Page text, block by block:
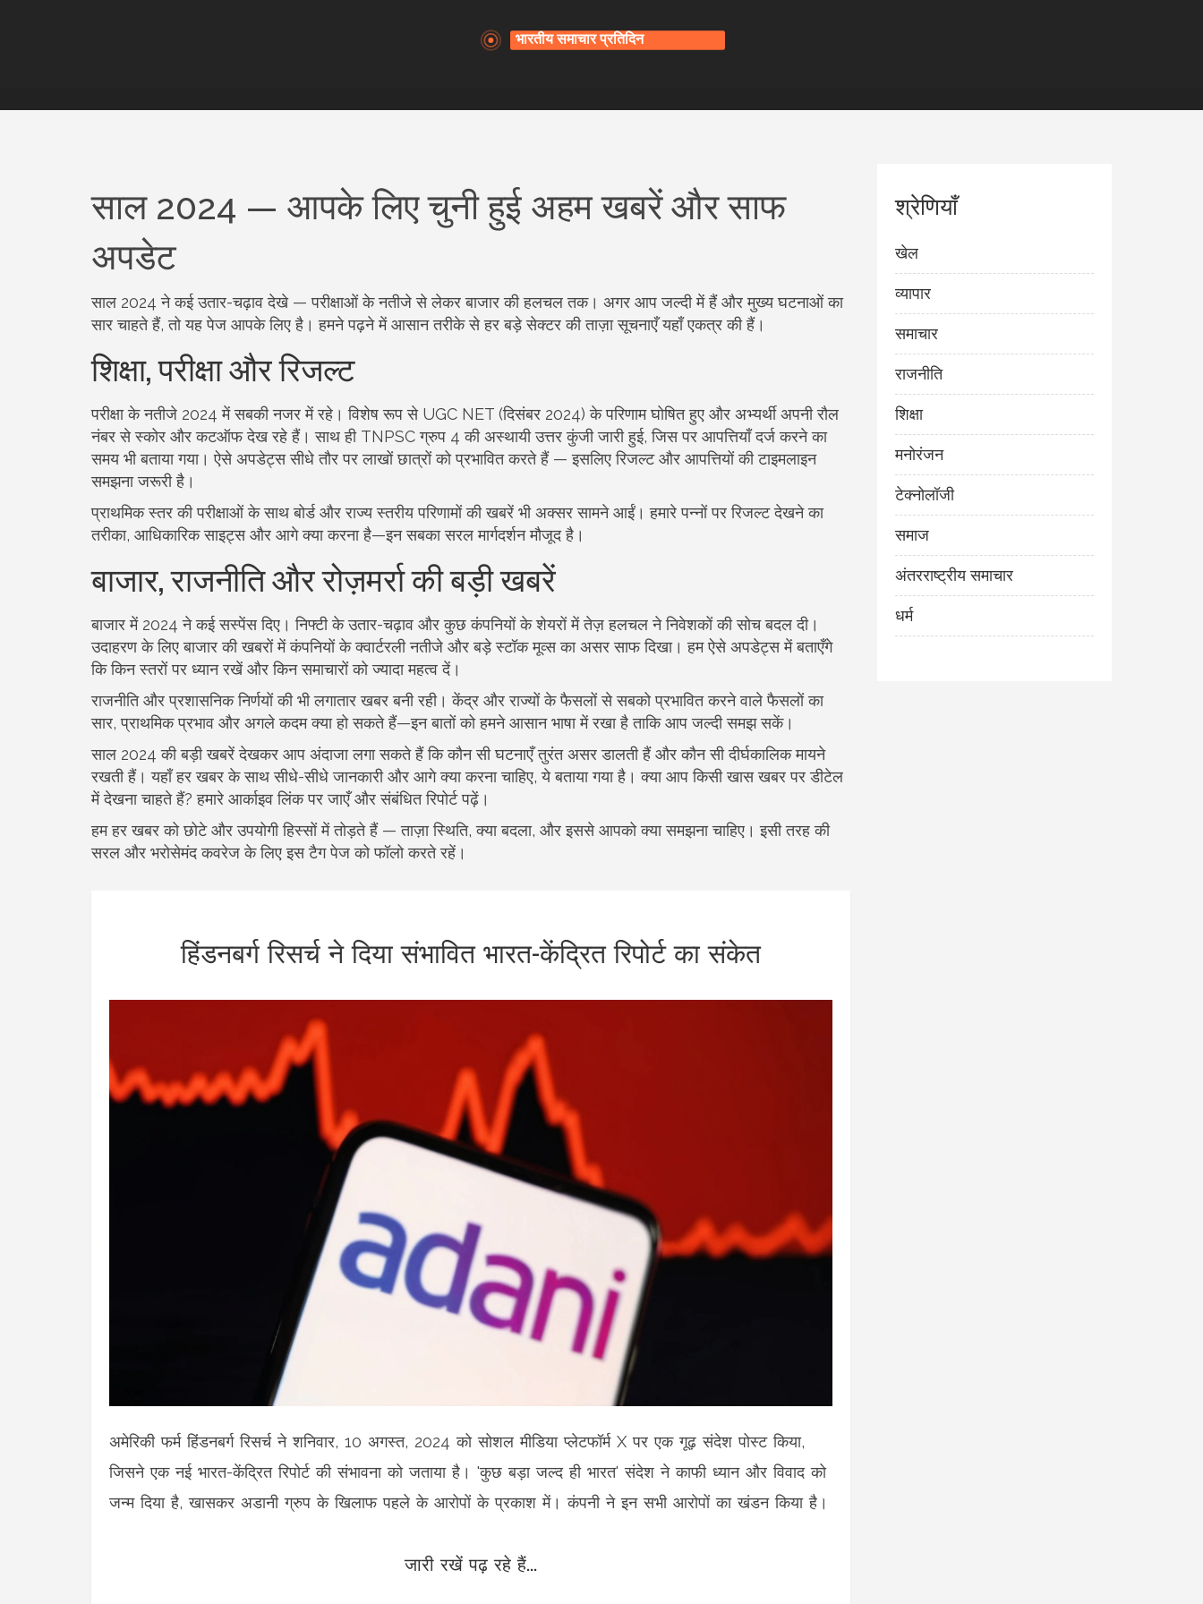
साल 2024 — आपके लिए चुनी हुई अहम खबरें और साफ
अपडेट
साल 2024 ने कई उतार-चढ़ाव देखे — परीक्षाओं के नतीजे से लेकर बाजार की हलचल तक। अगर आप जल्दी में हैं और मुख्य घटनाओं का
सार चाहते हैं, तो यह पेज आपके लिए है। हमने पढ़ने में आसान तरीके से हर बड़े सेक्टर की ताज़ा सूचनाएँ यहाँ एकत्र की हैं।
शिक्षा, परीक्षा और रिजल्ट
परीक्षा के नतीजे 2024 में सबकी नजर में रहे। विशेष रूप से UGC NET (दिसंबर 2024) के परिणाम घोषित हुए और अभ्यर्थी अपनी रौल
नंबर से स्कोर और कटऑफ देख रहे हैं। साथ ही TNPSC ग्रुप 4 की अस्थायी उत्तर कुंजी जारी हुई, जिस पर आपत्तियाँ दर्ज करने का
समय भी बताया गया। ऐसे अपडेट्स सीधे तौर पर लाखों छात्रों को प्रभावित करते हैं — इसलिए रिजल्ट और आपत्तियों की टाइमलाइन
समझना जरूरी है।
प्राथमिक स्तर की परीक्षाओं के साथ बोर्ड और राज्य स्तरीय परिणामों की खबरें भी अक्सर सामने आईं। हमारे पन्नों पर रिजल्ट देखने का
तरीका, आधिकारिक साइट्स और आगे क्या करना है—इन सबका सरल मार्गदर्शन मौजूद है।
बाजार, राजनीति और रोज़मर्रा की बड़ी खबरें
बाजार में 2024 ने कई सस्पेंस दिए। निफ्टी के उतार-चढ़ाव और कुछ कंपनियों के शेयरों में तेज़ हलचल ने निवेशकों की सोच बदल दी।
उदाहरण के लिए बाजार की खबरों में कंपनियों के क्वार्टरली नतीजे और बड़े स्टॉक मूव्स का असर साफ दिखा। हम ऐसे अपडेट्स में बताएँगे
कि किन स्तरों पर ध्यान रखें और किन समाचारों को ज्यादा महत्व दें।
राजनीति और प्रशासनिक निर्णयों की भी लगातार खबर बनी रही। केंद्र और राज्यों के फैसलों से सबको प्रभावित करने वाले फैसलों का
सार, प्राथमिक प्रभाव और अगले कदम क्या हो सकते हैं—इन बातों को हमने आसान भाषा में रखा है ताकि आप जल्दी समझ सकें।
साल 2024 की बड़ी खबरें देखकर आप अंदाजा लगा सकते हैं कि कौन सी घटनाएँ तुरंत असर डालती हैं और कौन सी दीर्घकालिक मायने
रखती हैं। यहाँ हर खबर के साथ सीधे-सीधे जानकारी और आगे क्या करना चाहिए, ये बताया गया है। क्या आप किसी खास खबर पर डीटेल
में देखना चाहते हैं? हमारे आर्काइव लिंक पर जाएँ और संबंधित रिपोर्ट पढ़ें।
हम हर खबर को छोटे और उपयोगी हिस्सों में तोड़ते हैं — ताज़ा स्थिति, क्या बदला, और इससे आपको क्या समझना चाहिए। इसी तरह की
सरल और भरोसेमंद कवरेज के लिए इस टैग पेज को फॉलो करते रहें।
हिंडनबर्ग रिसर्च ने दिया संभावित भारत-केंद्रित रिपोर्ट का संकेत
अमेरिकी फर्म हिंडनबर्ग रिसर्च ने शनिवार, 10 अगस्त, 2024 को सोशल मीडिया प्लेटफॉर्म X पर एक गूढ़ संदेश पोस्ट किया,
जिसने एक नई भारत-केंद्रित रिपोर्ट की संभावना को जताया है। 'कुछ बड़ा जल्द ही भारत' संदेश ने काफी ध्यान और विवाद को
जन्म दिया है, खासकर अडानी ग्रुप के खिलाफ पहले के आरोपों के प्रकाश में। कंपनी ने इन सभी आरोपों का खंडन किया है।
जारी रखें पढ़ रहे हैं...
श्रेणियाँ
खेल
व्यापार
समाचार
राजनीति
शिक्षा
मनोरंजन
टेक्नोलॉजी
समाज
अंतरराष्ट्रीय समाचार
धर्म